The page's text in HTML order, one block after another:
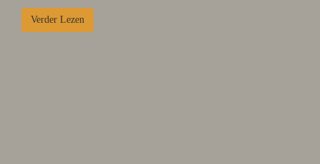
Verder Lezen